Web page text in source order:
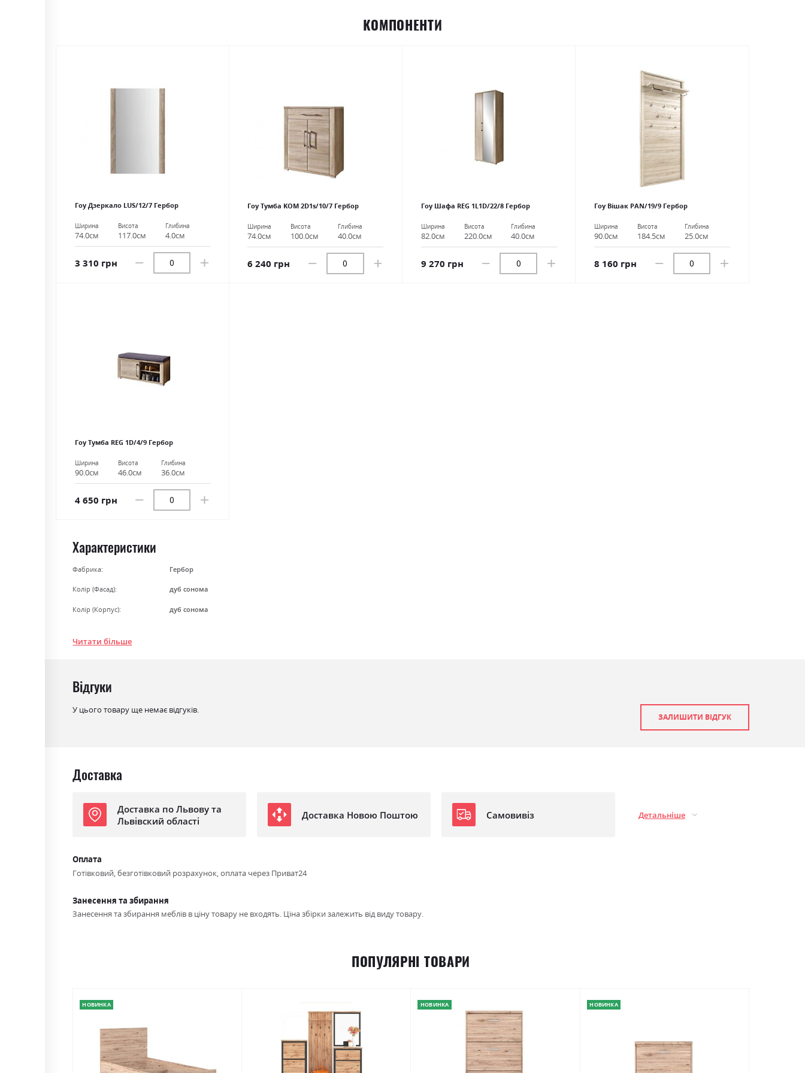
КОМПОНЕНТИ
Гоу Дзеркало LUS/12/7 Гербор
Ширина
74.0см
Висота
117.0см
Глибина
4.0см
3 310 грн
Гоу Тумба KOM 2D1s/10/7 Гербор
Ширина
74.0см
Висота
100.0см
Глибина
40.0см
6 240 грн
Гоу Шафа REG 1L1D/22/8 Гербор
Ширина
82.0см
Висота
220.0см
Глибина
40.0см
9 270 грн
Гоу Вішак PAN/19/9 Гербор
Ширина
90.0см
Висота
184.5см
Глибина
25.0см
8 160 грн
Гоу Тумба REG 1D/4/9 Гербор
Ширина
90.0см
Висота
46.0см
Глибина
36.0см
4 650 грн
Характеристики
Фабрика: Гербор
Колір (Фасад): дуб сонома
Колір (Корпус): дуб сонома
Читати більше
Відгуки
У цього товару ще немає відгуків.
ЗАЛИШИТИ ВІДГУК
Доставка
Доставка по Львову та
Львівский області
Доставка Новою Поштою Самовивіз Детальніше
Оплата
Готівковий, безготівковий розрахунок, оплата через Приват24
Занесення та збирання
Занесення та збирання меблів в ціну товару не входять. Ціна збірки залежить від виду товару.
ПОПУЛЯРНІ ТОВАРИ
НОВИНКА НОВИНКА НОВИНКА